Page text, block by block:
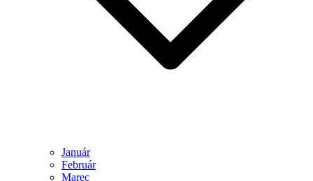
Január
Február
Marec